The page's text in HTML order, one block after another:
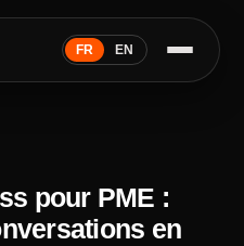
FR EN
pour PME :
en